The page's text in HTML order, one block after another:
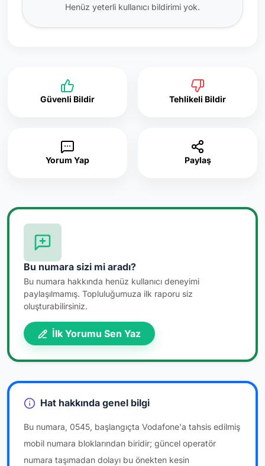
Henüz yeterli kullanıcı bildirimi yok.
Güvenli Bildir Tehlikeli Bildir
Yorum Yap Paylaş
Bu numara sizi mi aradı?
Bu numara hakkında henüz kullanıcı deneyimi
paylaşılmamış. Topluluğumuza ilk raporu siz
oluşturabilirsiniz.
İlk Yorumu Sen Yaz
Hat hakkında genel bilgi
Bu numara, 0545, başlangıçta Vodafone'a tahsis edilmiş
mobil numara bloklarından biridir; güncel operatör
numara taşımadan dolayı bu önekten kesin